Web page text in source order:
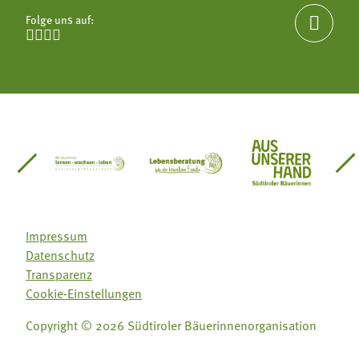
Folge uns auf:
Folge uns auf:
Folge uns auf:


Südtirol
Gärtnervereinigung
Sozialgenossenschaft Mit Bäuerinnen lernen -
Lebensberatung für dieAus unserer
Impressum
Datenschutz
Transparenz
Cookie-Einstellungen
Copyright © 2026 Südtiroler Bäuerinnenorganisation